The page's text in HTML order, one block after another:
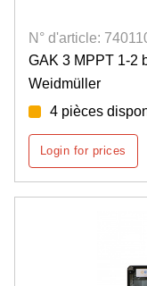
N° d'article:
GAK 3 MPPT 1-2
Weidmüller
4 pièces
Login for prices